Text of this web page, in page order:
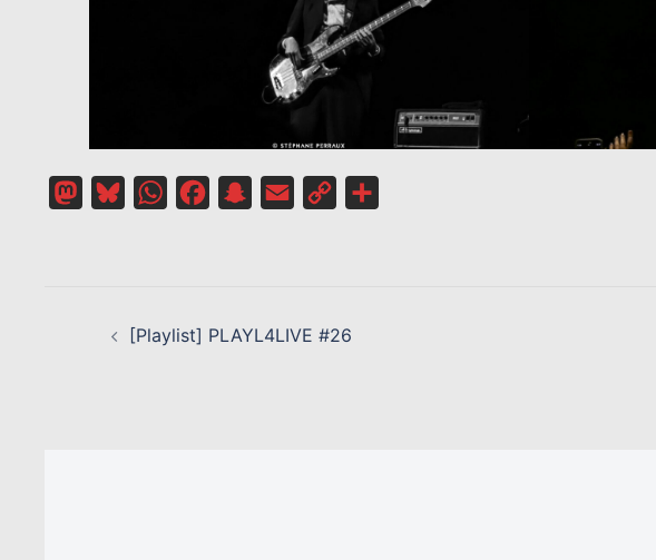
MastodonBlueskyWhatsAppFacebookSnapchat
Email
Copy
D’ARTICLE[Playlist] PLAYL4LIVE #26